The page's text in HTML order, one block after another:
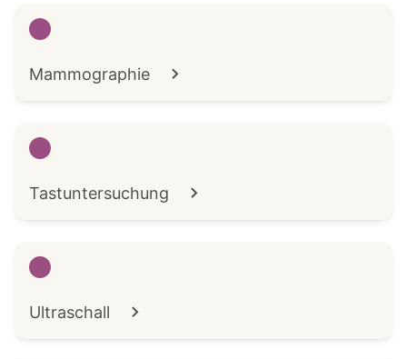
Mammographie
Tastuntersuchung
Ultraschall